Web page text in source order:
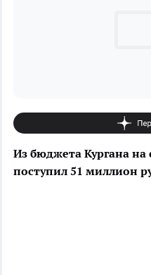
Из бюджета Кургана на
поступил 51 миллион